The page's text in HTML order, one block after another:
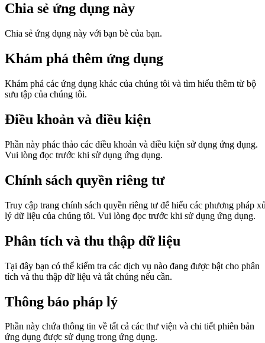
Chia sẻ ứng dụng này
Chia sẻ ứng dụng này với bạn bè của bạn.
Khám phá thêm ứng dụng
Khám phá các ứng dụng khác của chúng tôi và tìm hiểu thêm từ bộ
sưu tập của chúng tôi.
Điều khoản và điều kiện
Phần này phác thảo các điều khoản và điều kiện sử dụng ứng dụng.
Vui lòng đọc trước khi sử dụng ứng dụng.
Chính sách quyền riêng tư
Truy cập trang chính sách quyền riêng tư để hiểu các phương pháp
lý dữ liệu của chúng tôi. Vui lòng đọc trước khi sử dụng ứng dụng.
Phân tích và thu thập dữ liệu
Tại đây bạn có thể kiểm tra các dịch vụ nào đang được bật cho phân
tích và thu thập dữ liệu và tắt chúng nếu cần.
Thông báo pháp lý
Phần này chứa thông tin về tất cả các thư viện và chi tiết phiên bản
ứng dụng được sử dụng trong ứng dụng.